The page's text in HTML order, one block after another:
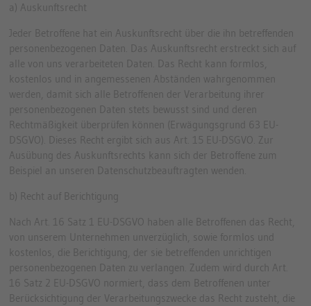
a) Auskunftsrecht
Jeder Betroffene hat ein Auskunftsrecht über die ihn betreffenden
personenbezogenen Daten. Das Auskunftsrecht erstreckt sich auf
alle von uns verarbeiteten Daten. Das Recht kann formlos,
kostenlos und in angemessenen Abständen wahrgenommen
werden, damit sich alle Betroffenen der Verarbeitung ihrer
personenbezogenen Daten stets bewusst sind und deren
Rechtmäßigkeit überprüfen können (Erwägungsgrund 63 EU-
DSGVO). Dieses Recht ergibt sich aus Art. 15 EU-DSGVO. Zur
Ausübung des Auskunftsrechts kann sich der Betroffene zum
Beispiel an unseren Datenschutzbeauftragten wenden.
b) Recht auf Berichtigung
Nach Art. 16 Satz 1 EU-DSGVO haben alle Betroffenen das Recht,
von unserem Unternehmen unverzüglich, sowie formlos und
kostenlos, die Berichtigung, der sie betreffenden unrichtigen
personenbezogenen Daten zu verlangen. Zudem wird durch Art.
16 Satz 2 EU-DSGVO normiert, dass dem Betroffenen unter
Berücksichtigung der Verarbeitungszwecke das Recht zusteht, die